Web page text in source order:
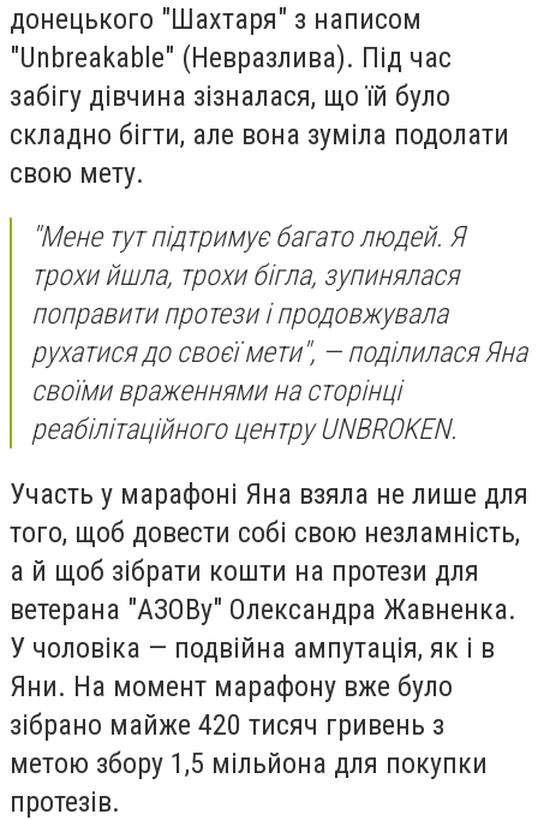
донецького "Шахтаря" з написом
"Unbreakable" (Невразлива). Під час
забігу дівчина зізналася, що їй було
складно бігти, але вона зуміла подолати
свою мету.
"Мене тут підтримує багато людей. Я
трохи йшла, трохи бігла, зупинялася
поправити протези і продовжувала
рухатися до своєї мети", — поділилася Яна
своїми враженнями на сторінці
реабілітаційного центру UNBROKEN.
Участь у марафоні Яна взяла не лише для
того, щоб довести собі свою незламність,
а й щоб зібрати кошти на протези для
ветерана "АЗОВу" Олександра Жавненка.
У чоловіка — подвійна ампутація, як і в
Яни. На момент марафону вже було
зібрано майже 420 тисяч гривень з
метою збору 1,5 мільйона для покупки
протезів.